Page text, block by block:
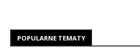
POPULARNE TEMATY